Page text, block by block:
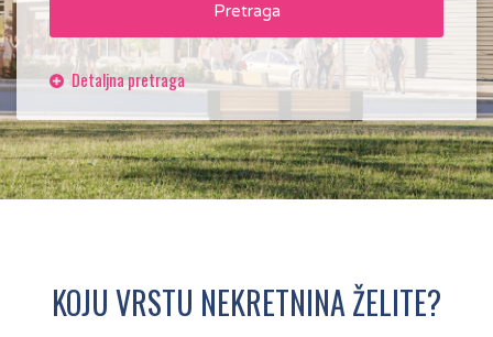
Pretraga
KOJU VRSTU NEKRETNINA ŽELITE?